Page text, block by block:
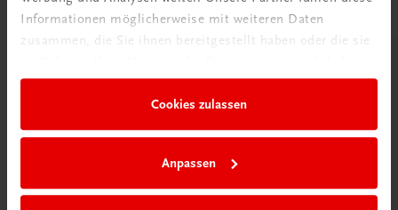
Informationen möglicherweise mit weiteren Daten
zusammen, die Sie ihnen bereitgestellt haben oder die sie
Cookies zulassen
Anpassen
Passende Produkte